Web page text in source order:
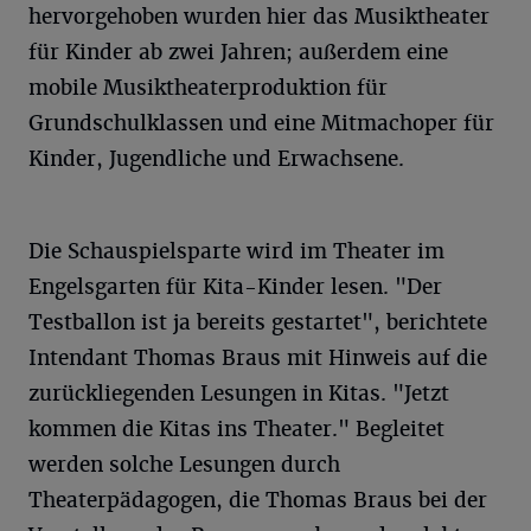
hervorgehoben wurden hier das Musiktheater
für Kinder ab zwei Jahren; außerdem eine
mobile Musiktheaterproduktion für
Grundschulklassen und eine Mitmachoper für
Kinder, Jugendliche und Erwachsene.
Die Schauspielsparte wird im Theater im
Engelsgarten für Kita-Kinder lesen. "Der
Testballon ist ja bereits gestartet", berichtete
Intendant Thomas Braus mit Hinweis auf die
zurückliegenden Lesungen in Kitas. "Jetzt
kommen die Kitas ins Theater." Begleitet
werden solche Lesungen durch
Theaterpädagogen, die Thomas Braus bei der